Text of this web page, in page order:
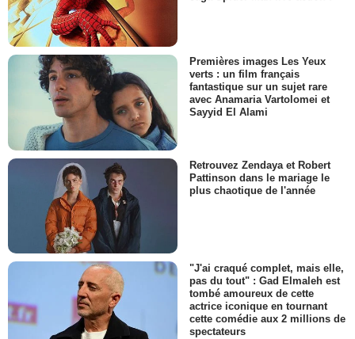
Premières images Les Yeux
verts : un film français
fantastique sur un sujet rare
avec Anamaria Vartolomei et
Sayyid El Alami
Retrouvez Zendaya et Robert
Pattinson dans le mariage le
plus chaotique de l'année
"J'ai craqué complet, mais elle,
pas du tout" : Gad Elmaleh est
tombé amoureux de cette
actrice iconique en tournant
cette comédie aux 2 millions de
spectateurs